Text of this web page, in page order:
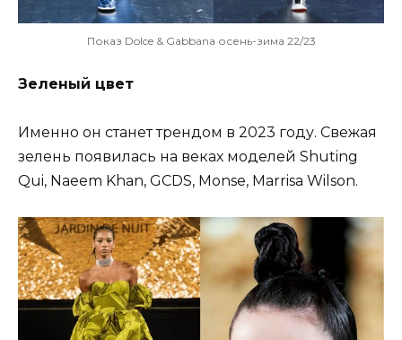
Показ Dolce & Gabbana осень-зима 22/23
Зеленый цвет
Именно он станет трендом в 2023 году. Свежая
зелень появилась на веках моделей Shuting
Qui, Naeem Khan, GCDS, Monse, Marrisa Wilson.